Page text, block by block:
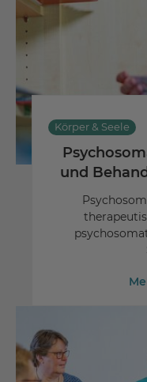
Körper & Seele
und